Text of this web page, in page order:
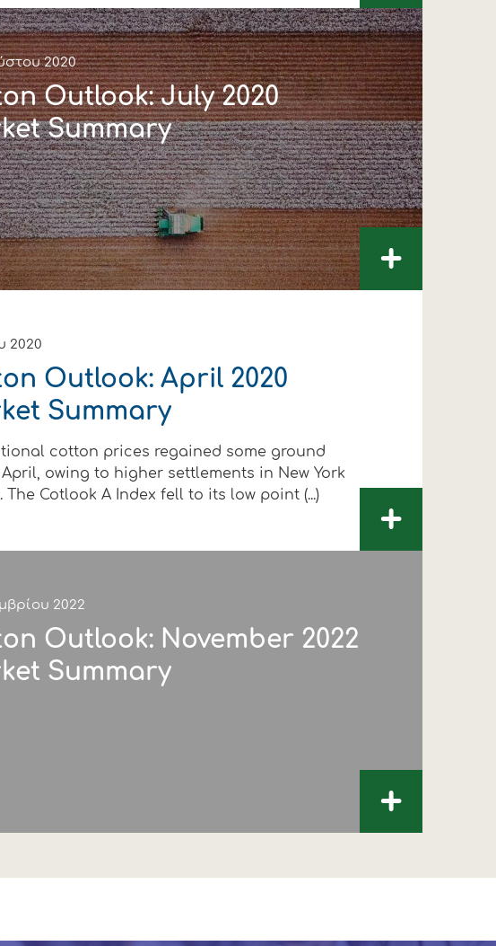
2020
Outlook: July 2020
Summary
+
2020
Outlook: April 2020
Summary
cotton prices regained some ground
owing to higher settlements in New York
The Cotlook A Index fell to its low point (...)
+
2022
Outlook: November 2022
Summary
+